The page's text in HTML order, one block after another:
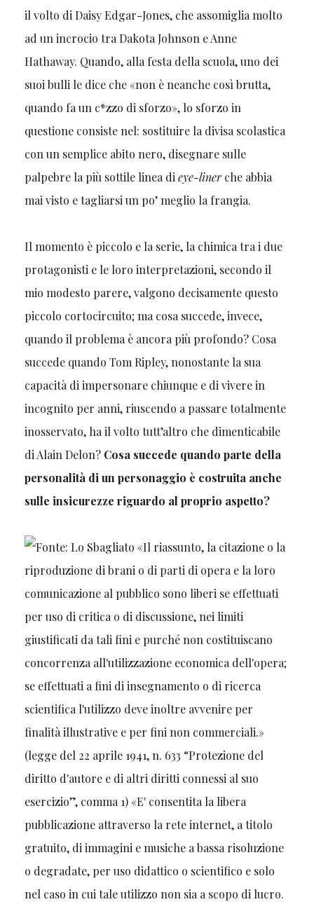
il volto di Daisy Edgar-Jones, che assomiglia molto
ad un incrocio tra Dakota Johnson e Anne
Hathaway. Quando, alla festa della scuola, uno dei
suoi bulli le dice che «non è neanche così brutta,
quando fa un c*zzo di sforzo», lo sforzo in
questione consiste nel: sostituire la divisa scolastica
con un semplice abito nero, disegnare sulle
palpebre la più sottile linea dieye-linerche abbia
mai visto e tagliarsi un po’ meglio la frangia.
Il momento è piccolo e la serie, la chimica tra i due
protagonisti e le loro interpretazioni, secondo il
mio modesto parere, valgono decisamente questo
piccolo cortocircuito; ma cosa succede, invece,
quando il problema è ancora più profondo? Cosa
succede quando Tom Ripley, nonostante la sua
capacità di impersonare chiunque e di vivere in
incognito per anni, riuscendo a passare totalmente
inosservato, ha il volto tutt’altro che dimenticabile
di Alain Delon? Cosa succede quando parte della
personalità di un personaggio è costruita anche
sulle insicurezze riguardo al proprio aspetto?